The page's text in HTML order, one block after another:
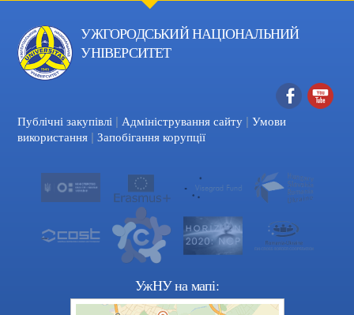
УЖГОРОДСЬКИЙ НАЦІОНАЛЬНИЙ
УНІВЕРСИТЕТ
Facebook
Публічні закупівлі | Адміністрування сайту | Умови
використання | Запобігання корупції
УжНУ на мапі: